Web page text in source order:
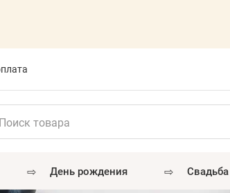
⇨ день рождения ⇨ свадьба